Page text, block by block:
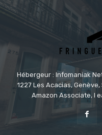
Hébergeur : Infomaniak
1227 Les Acacias,
Amazon Associate, I